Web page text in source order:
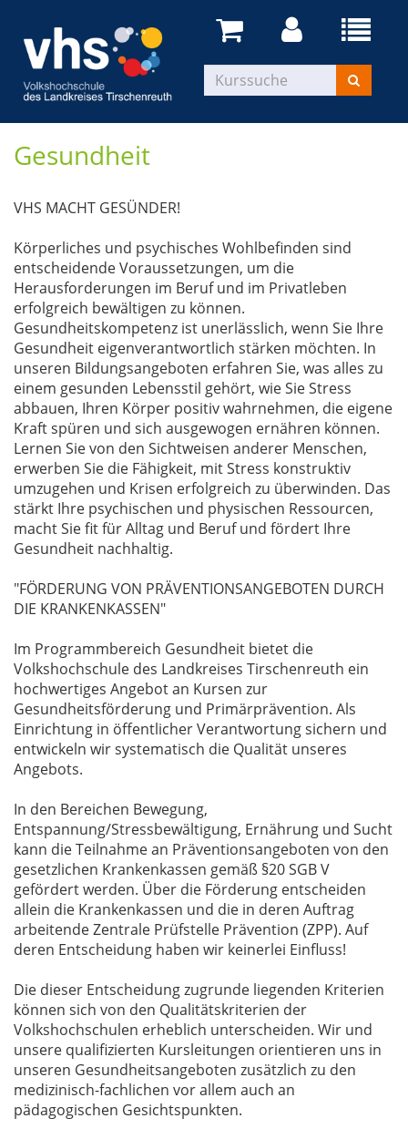
Gesundheit
VHS MACHT GESÜNDER!
Körperliches und psychisches Wohlbefinden sind
entscheidende Voraussetzungen, um die
Herausforderungen im Beruf und im Privatleben
erfolgreich bewältigen zu können.
Gesundheitskompetenz ist unerlässlich, wenn Sie Ihre
Gesundheit eigenverantwortlich stärken möchten. In
unseren Bildungsangeboten erfahren Sie, was alles zu
einem gesunden Lebensstil gehört, wie Sie Stress
abbauen, Ihren Körper positiv wahrnehmen, die eigene
Kraft spüren und sich ausgewogen ernähren können.
Lernen Sie von den Sichtweisen anderer Menschen,
erwerben Sie die Fähigkeit, mit Stress konstruktiv
umzugehen und Krisen erfolgreich zu überwinden. Das
stärkt Ihre psychischen und physischen Ressourcen,
macht Sie fit für Alltag und Beruf und fördert Ihre
Gesundheit nachhaltig.
"FÖRDERUNG VON PRÄVENTIONSANGEBOTEN DURCH
DIE KRANKENKASSEN"
Im Programmbereich Gesundheit bietet die
Volkshochschule des Landkreises Tirschenreuth ein
hochwertiges Angebot an Kursen zur
Gesundheitsförderung und Primärprävention. Als
Einrichtung in öffentlicher Verantwortung sichern und
entwickeln wir systematisch die Qualität unseres
Angebots.
In den Bereichen Bewegung,
Entspannung/Stressbewältigung, Ernährung und Sucht
kann die Teilnahme an Präventionsangeboten von den
gesetzlichen Krankenkassen gemäß §20 SGB V
gefördert werden. Über die Förderung entscheiden
allein die Krankenkassen und die in deren Auftrag
arbeitende Zentrale Prüfstelle Prävention (ZPP). Auf
deren Entscheidung haben wir keinerlei Einfluss!
Die dieser Entscheidung zugrunde liegenden Kriterien
können sich von den Qualitätskriterien der
Volkshochschulen erheblich unterscheiden. Wir und
unsere qualifizierten Kursleitungen orientieren uns in
unseren Gesundheitsangeboten zusätzlich zu den
medizinisch-fachlichen vor allem auch an
pädagogischen Gesichtspunkten.